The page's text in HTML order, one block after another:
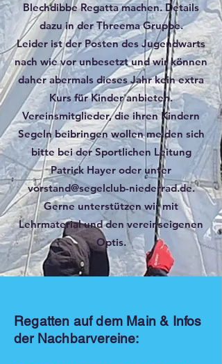
Blechdibbe Regatta machen. Details
dazu in der Threema Gruppe.
Leider ist der Posten des Jugendwarts
nach wie vor unbesetzt und wir können
daher abermals dieses Jahr kein extra
Kurs für Kinder anbieten.
Vereinsmitglieder, die ihren Kindern
Segeln beibringen wollen melden sich
bitte bei der Sportlichen Leitung
Patrick Hayer oder unter
vorstand@segelclub-niederrad.de.
Gerne unterstützen wir mit
Lehrmaterial und den vereinseigenen
Optis.
Regatten auf dem Main & Infos
der Nachbarvereine: